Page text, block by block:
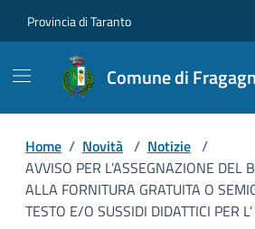
Provincia di Taranto
Comune di
Home / Novità / Notizie /
AVVISO PER L’ASSEGNAZIONE DEL
ALLA FORNITURA GRATUITA O
TESTO E/O SUSSIDI DIDATTICI PER